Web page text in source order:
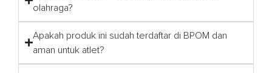
olahraga?
Apakah produk ini sudah terdaftar di BPOM dan
aman untuk atlet?